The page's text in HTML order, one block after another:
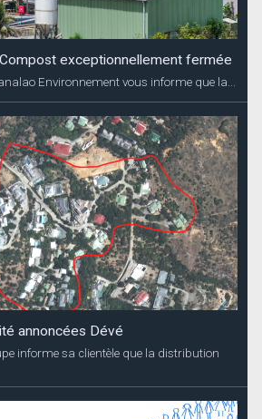
exceptionnellement fermée
Environnement vous informe que la...
annoncées Dévé
informe sa clientèle que la distribution